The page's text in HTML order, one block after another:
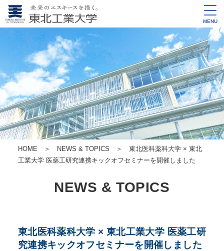
MENU
HOME ＞ NEWS & TOPICS ＞ 東北医科薬科大学 × 東北
工業大学 医薬工研究連携キックオフセミナーを開催しました
NEWS & TOPICS
東北医科薬科大学 × 東北工業大学 医薬工研
究連携キックオフセミナーを開催しました